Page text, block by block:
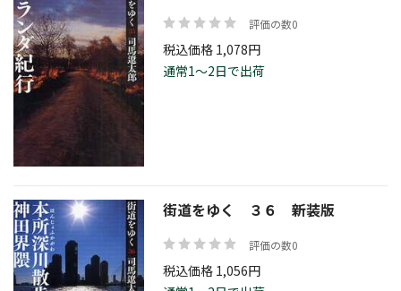
評価の数0
税込価格 1,078円
通常1～2日で出荷
街道をゆく ３６ 新装版
評価の数0
税込価格 1,056円